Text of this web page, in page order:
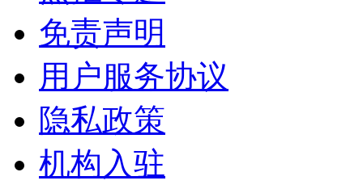
免责声明
用户服务协议
隐私政策
机构入驻